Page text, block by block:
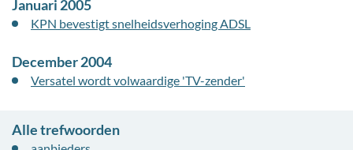
Januari 2005
KPN bevestigt snelheidsverhoging ADSL
December 2004
Versatel wordt volwaardige 'TV-zender'
Alle trefwoorden